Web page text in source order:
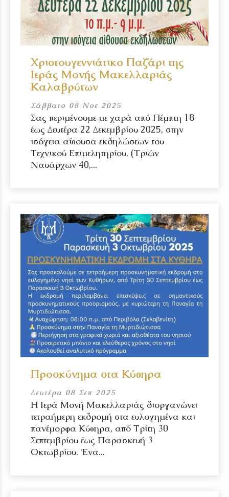
Χριστουγεννιάτικο Παζάρι της
Ιεράς Μονής Μακελλαριάς
Καλαβρύτων
Σάββατο 08 Νοε 2025
Σας περιμένουμε με χαρά από Πέμπτη 18
έως Δευτέρα 22 Δεκεμβρίου 2025, στην
ισόγεια αίθουσα εκδηλώσεων του
Τεχνικού Επιμελητηρίου, (Τριών
Ναυάρχων 40,...
Προσκύνημα στα Κύθηρα
Δευτέρα 08 Σεπ 2025
Η Ιερά Μονή Μακελλαριάς διοργανώνει
τετραήμερη εκδρομή στα ευλογημένα και
πανέμορφα Κύθηρα, από Τρίτη 30
Σεπτεμβρίου έως Παρασκευή 3
Οκτωβρίου. Ένα...